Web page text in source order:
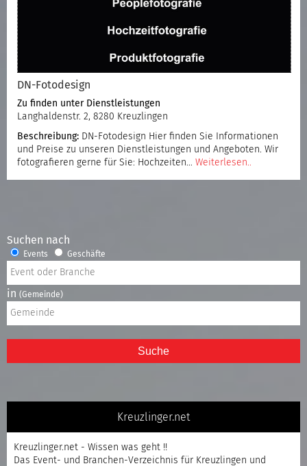
DN-Fotodesign
Zu finden unter Dienstleistungen
Langhaldenstr. 2, 8280 Kreuzlingen
Beschreibung: DN-Fotodesign Hier finden Sie Informationen
und Preise zu unseren Dienstleistungen und Angeboten. Wir
fotografieren gerne für Sie: Hochzeiten… Weiterlesen..
Suchen nach
Events Geschäfte
in (Gemeinde)
Suche
Kreuzlinger.net
Kreuzlinger.net - Wissen was geht !!
Das Event- und Branchen-Verzeichnis für Kreuzlingen und